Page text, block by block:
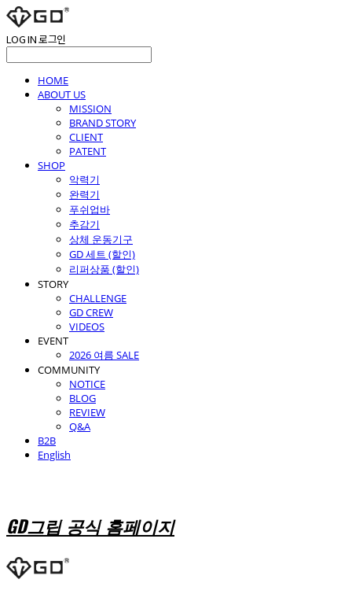
LOG IN로그인
HOME
ABOUT US
MISSION
BRAND STORY
CLIENT
PATENT
SHOP
악력기
완력기
푸쉬업바
추감기
상체 운동기구
GD 세트 (할인)
리퍼상품 (할인)
STORY
CHALLENGE
GD CREW
VIDEOS
EVENT
2026 여름 SALE
COMMUNITY
NOTICE
BLOG
REVIEW
Q&A
B2B
English
GD그립 공식 홈페이지